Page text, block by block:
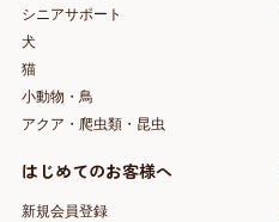
シニアサポート
犬
猫
小動物・鳥
アクア・爬虫類・昆虫
はじめてのお客様へ
新規会員登録